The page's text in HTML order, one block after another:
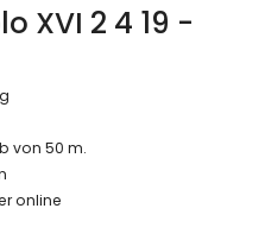
XVI 2 4 19 -
von 50 m.
online